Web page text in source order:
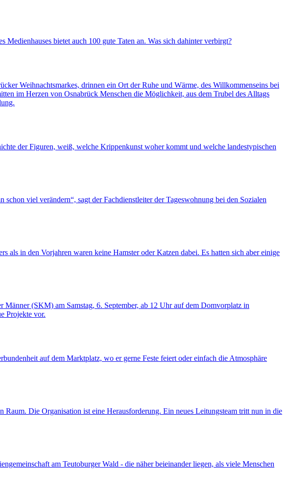
bietet auch 100 gute Taten an. Was sich dahinter verbirgt?
Weihnachtsmarkes, drinnen ein Ort der Ruhe und Wärme, des Willkommenseins bei
im Herzen von Osnabrück Menschen die Möglichkeit, aus dem Trubel des Alltags
der Figuren, weiß, welche Krippenkunst woher kommt und welche landestypischen
viel verändern“, sagt der Fachdienstleiter der Tageswohnung bei den Sozialen
in den Vorjahren waren keine Hamster oder Katzen dabei. Es hatten sich aber einige
(SKM) am Samstag, 6. September, ab 12 Uhr auf dem Domvorplatz in
Projekte vor.
auf dem Marktplatz, wo er gerne Feste feiert oder einfach die Atmosphäre
Die Organisation ist eine Herausforderung. Ein neues Leitungsteam tritt nun in die
am Teutoburger Wald - die näher beieinander liegen, als viele Menschen